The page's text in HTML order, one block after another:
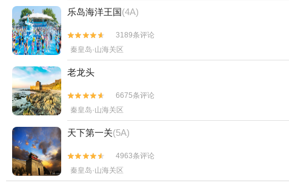
乐岛海洋王国(4A)


3189条评论
秦皇岛·山海关区
老龙头


6675条评论
秦皇岛·山海关区
天下第一关(5A)


4963条评论
秦皇岛·山海关区